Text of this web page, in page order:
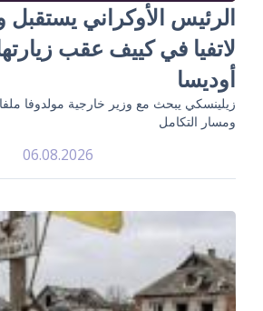
الرئيس الأوكراني يستقبل
لاتفيا في كييف عقب
أوديسا
زيلينسكي يبحث مع وزير خارجية مولدوفا
ومسار التكامل
06.08.2026